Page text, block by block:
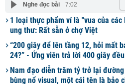
Nghe đọc bài 7:02
1 loại thực phẩm ví là "vua của
ung thư: Rất sẵn ở chợ Việt
“200 giây để lên tầng 12, hỏi mất
24?” - Ứng viên trả lời 400 giây
Nam đạo diễn trăm tỷ trở lại
bùng nổ visual, một cái tên là bảo